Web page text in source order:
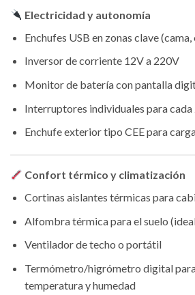
Electricidad y autonomía
Enchufes USB en zonas clave
Inversor de corriente 12V a 220V
Monitor de batería con pantalla
Interruptores individuales para cada
Enchufe exterior tipo CEE para
Confort térmico y climatización
Cortinas aislantes térmicas para
Alfombra térmica para el suelo
Ventilador de techo o portátil
Termómetro/higrómetro digital
temperatura y humedad